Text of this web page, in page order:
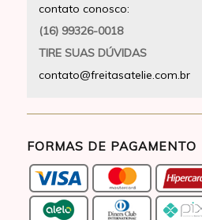
contato conosco:
(16) 99326-0018
TIRE SUAS DÚVIDAS
contato@freitasatelie.com.br
FORMAS DE PAGAMENTO